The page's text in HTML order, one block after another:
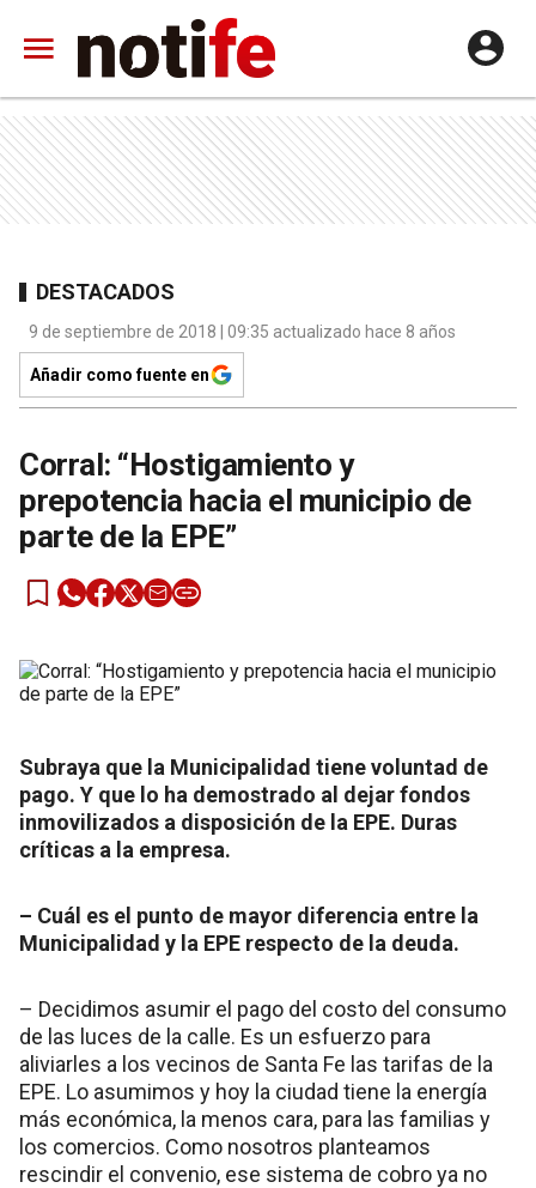
DESTACADOS
9 de septiembre de 2018 | 09:35 actualizado hace 8 años
Añadir como fuente en
Corral: “Hostigamiento y
prepotencia hacia el municipio de
parte de la EPE”
Subraya que la Municipalidad tiene voluntad de
pago. Y que lo ha demostrado al dejar fondos
inmovilizados a disposición de la EPE. Duras
críticas a la empresa.
– Cuál es el punto de mayor diferencia entre la
Municipalidad y la EPE respecto de la deuda.
– Decidimos asumir el pago del costo del consumo
de las luces de la calle. Es un esfuerzo para
aliviarles a los vecinos de Santa Fe las tarifas de la
EPE. Lo asumimos y hoy la ciudad tiene la energía
más económica, la menos cara, para las familias y
los comercios. Como nosotros planteamos
rescindir el convenio, ese sistema de cobro ya no